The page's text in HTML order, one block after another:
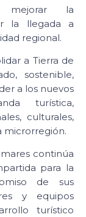
mejorar la
la llegada a
regional.
a Tierra de
sostenible,
a los nuevos
turística,
culturales,
microrregión.
continúa
para la
de sus
y equipos
turístico